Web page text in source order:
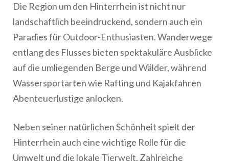
Die Region um den Hinterrhein ist nicht nur
landschaftlich beeindruckend, sondern auch ein
Paradies für Outdoor-Enthusiasten. Wanderwege
entlang des Flusses bieten spektakuläre Ausblicke
auf die umliegenden Berge und Wälder, während
Wassersportarten wie Rafting und Kajakfahren
Abenteuerlustige anlocken.
Neben seiner natürlichen Schönheit spielt der
Hinterrhein auch eine wichtige Rolle für die
Umwelt und die lokale Tierwelt. Zahlreiche